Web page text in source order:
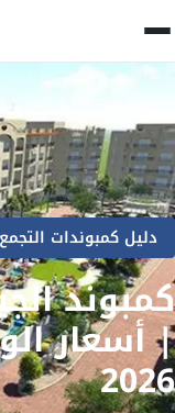
دليل كمبوندات
كمبوند
| أسعار
2026